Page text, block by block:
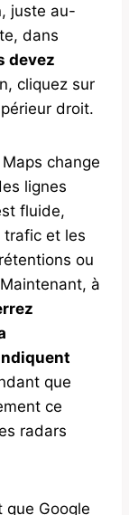
juste au-
dans
devez
cliquez sur
droit.
change
lignes
fluide,
trafic et les
ou
à
que
ce
radars
que Google